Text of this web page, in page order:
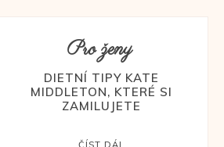
Pro ženy
DIETNÍ TIPY KATE
MIDDLETON, KTERÉ SI
ZAMILUJETE
ČÍST DÁL